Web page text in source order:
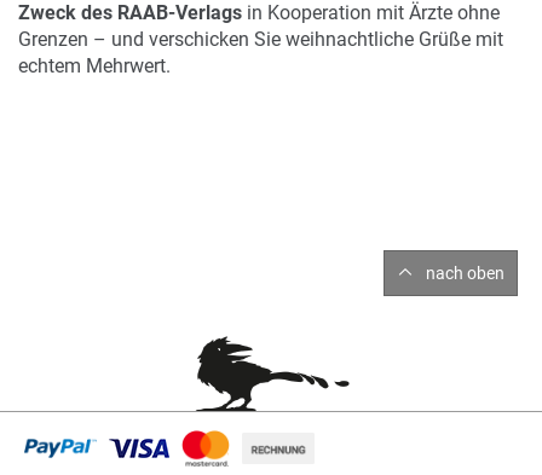
Zweck des RAAB-Verlags in Kooperation mit Ärzte ohne
Grenzen – und verschicken Sie weihnachtliche Grüße mit
echtem Mehrwert.
nach oben